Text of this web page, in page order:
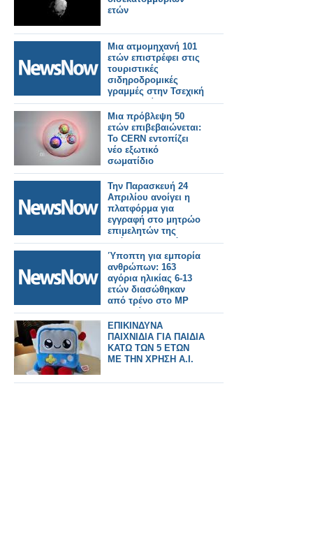
ετών
Μια ατμομηχανή 101
ετών επιστρέφει στις
τουριστικές
σιδηροδρομικές
γραμμές στην Τσεχική
Δημοκρατία.
Μια πρόβλεψη 50
ετών επιβεβαιώνεται:
Το CERN εντοπίζει
νέο εξωτικό
σωματίδιο
Την Παρασκευή 24
Απριλίου ανοίγει η
πλατφόρμα για
εγγραφή στο μητρώο
επιμελητών της
δράσης “Νταντάδες
της γειτονιάς’’, που
αφορά υπηρεσία κατ’
οίκον φροντίδας
βρεφών και νηπίων
από 2 μηνών έως 2,5
Ύποπτη για εμπορία
ανθρώπων: 163
αγόρια ηλικίας 6-13
ετών διασώθηκαν
από τρένο στο MP
της Ινδίας.
ΕΠΙΚΙΝΔΥΝΑ
ΠΑΙΧΝΙΔΙΑ ΓΙΑ ΠΑΙΔΙΑ
ΚΑΤΩ ΤΩΝ 5 ΕΤΩΝ
ΜΕ ΤΗΝ ΧΡΗΣΗ Α.Ι.